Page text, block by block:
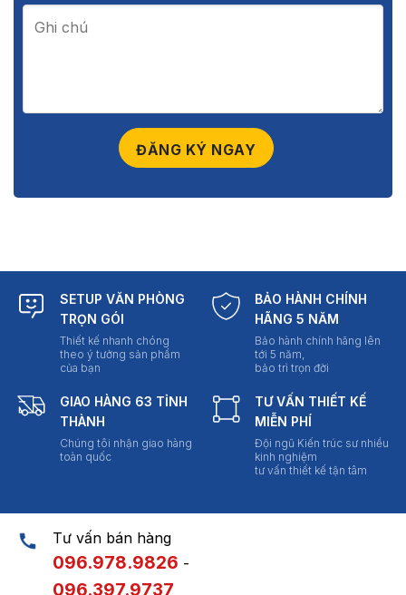
SETUP VĂN PHÒNG
TRỌN GÓI
Thiết kế nhanh chóng
theo ý tưởng sản phẩm
của bạn
BẢO HÀNH CHÍNH
HÃNG 5 NĂM
Bảo hành chính hãng lên
tới 5 năm,
bảo trì trọn đời
GIAO HÀNG 63 TỈNH
THÀNH
Chúng tôi nhận giao hàng
toàn quốc
TƯ VẤN THIẾT KẾ
MIỄN PHÍ
Đội ngũ Kiến trúc sư nhiều
kinh nghiệm
tư vấn thiết kế tận tâm
Tư vấn bán hàng
096.978.9826 -
096.397.9737